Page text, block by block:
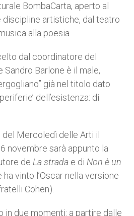
BombaCarta, aperto al
artistiche, dal teatro
alla poesia.
dal coordinatore del
Sandro Barlone è il male,
già nel titolo dato
dell’esistenza: di
Mercoledì delle Arti il
novembre sarà appunto la
de La strada e di Non è un
ha vinto l’Oscar nella versione
Cohen).
in due momenti: a partire dalle